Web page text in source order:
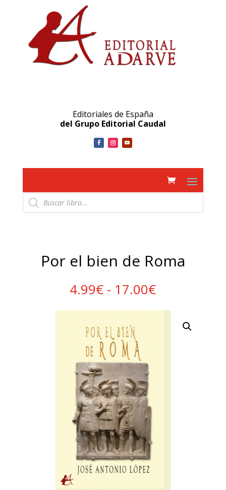
Editoriales de España
del Grupo Editorial Caudal
Búsqueda
de
productos
Por el bien de Roma
4.99€ - 17.00€Rango
de
precios:
desde
4.99€